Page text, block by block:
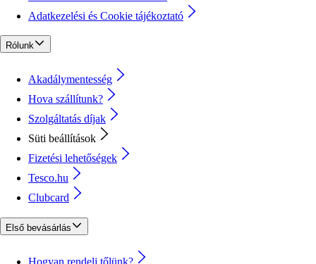
Adatkezelési és Cookie tájékoztató
Rólunk
Akadálymentesség
Hova szállítunk?
Szolgáltatás díjak
Süti beállítások
Fizetési lehetőségek
Tesco.hu
Clubcard
Első bevásárlás
Hogyan rendelj tőlünk?